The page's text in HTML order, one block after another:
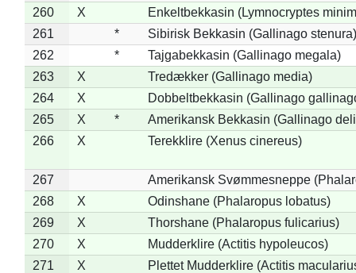
260
X
Enkeltbekkasin (Lymnocryptes
261
*
Sibirisk Bekkasin (Gallinago stenura)
262
*
Tajgabekkasin (Gallinago megala)
263
X
Tredækker (Gallinago media)
264
X
Dobbeltbekkasin (Gallinago
265
X *
Amerikansk Bekkasin (Gallinago
266
X Terekklire (Xenus cinereus)
267
Amerikansk Svømmesneppe
268
X
Odinshane (Phalaropus lobatus)
269
X
Thorshane (Phalaropus fulicarius)
270
X
Mudderklire (Actitis hypoleucos)
271
X
Plettet Mudderklire (Actitis